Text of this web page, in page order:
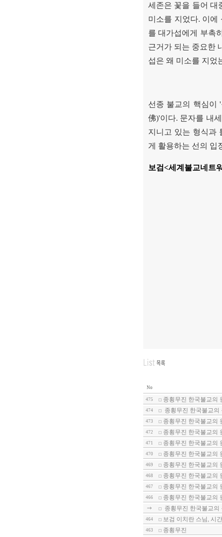
세존은 꽃을 들어 대
미소를 지었다. 이에
를 대가섭에게 부촉
근거가 되는 중요한
섭은 왜 미소를 지었
선종 불교의 핵심이'
佛)'이다. 문자를 내
지니고 있는 형식과
게 활용하는 선의 입
보검<세계불교네트
No
475 종횡무진 한국불교의
474 종횡무진 한국불교
473 종횡무진 한국불교의
472 종횡무진 한국불교의
471 종횡무진 한국불교의
470 종횡무진 한국불교의
469 종횡무진 한국불교의
468 종횡무진 한국불교의
467 종횡무진 한국불교의
466
종횡무진 한국불교의
종횡무진 한국불교
464 보검 이치란 스님, 시
463 종횡무진